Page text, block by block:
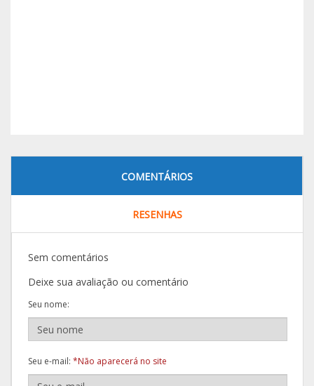
COMENTÁRIOS
RESENHAS
Sem comentários
Deixe sua avaliação ou comentário
Seu nome:
Seu e-mail: *Não aparecerá no site